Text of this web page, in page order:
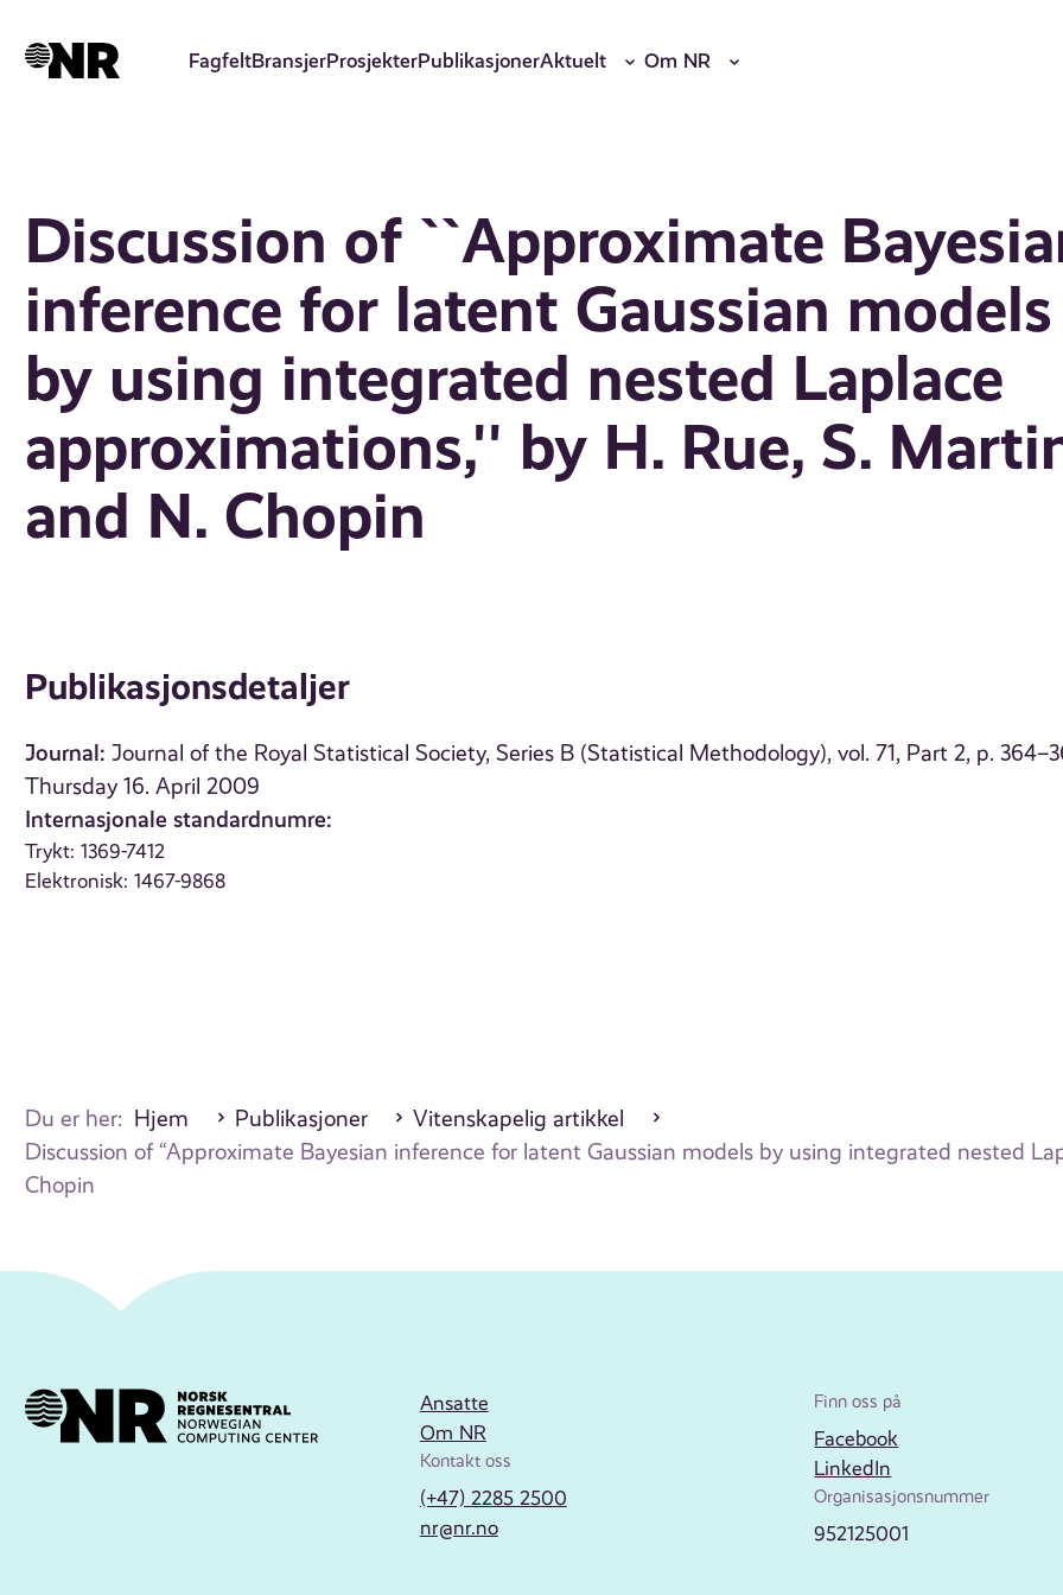
hovedinnhold
FagfeltBransjerProsjekterPublikasjonerAktuelt Om NR
Discussion of ``Approximate
inference for latent Gaussian models
by using integrated nested Laplace
approximations,'' by H. Rue, S.
and N. Chopin
Publikasjonsdetaljer
Journal: Journal of the Royal Statistical Society, Series B (Statistical Methodology), vol. 71, Part 2, p.
Thursday 16. April 2009
Internasjonale standardnumre:
Trykt: 1369-7412
Elektronisk: 1467-9868
Du er her: Hjem Publikasjoner
Vitenskapelig artikkel
Discussion of “Approximate Bayesian inference for latent Gaussian models by using integrated nested
Chopin
Ansatte
Om NR
Kontakt oss
(+47) 2285 2500
nr@nr.no
Finn oss på
Facebook
LinkedIn
Organisasjonsnummer
952125001